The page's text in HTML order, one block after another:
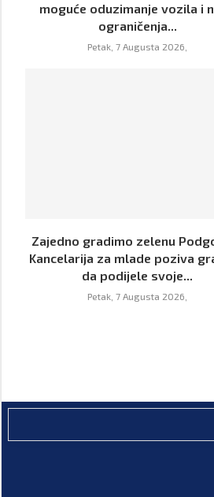
moguće oduzimanje vozila i
ograničenja...
Petak, 7 Augusta 2026,
Zajedno gradimo zelenu
Kancelarija za mlade poziva
da podijele svoje...
Petak, 7 Augusta 2026,